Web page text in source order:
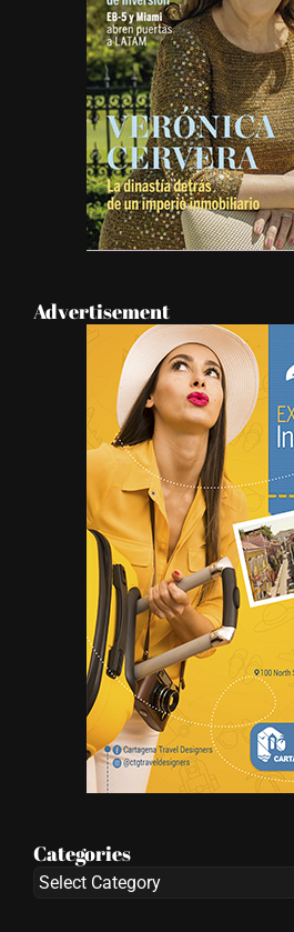
Advertisement
Categories
Categories